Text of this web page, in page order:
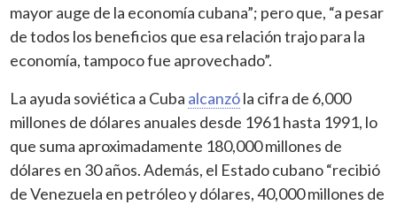
mayor auge de la economía cubana”; pero que, “a pesar
de todos los beneficios que esa relación trajo para la
economía, tampoco fue aprovechado”.
La ayuda soviética a Cuba alcanzóla cifra de 6,000
millones de dólares anuales desde 1961 hasta 1991, lo
que suma aproximadamente 180,000 millones de
dólares en 30 años. Además, el Estado cubano “recibió
de Venezuela en petróleo y dólares, 40,000 millones de